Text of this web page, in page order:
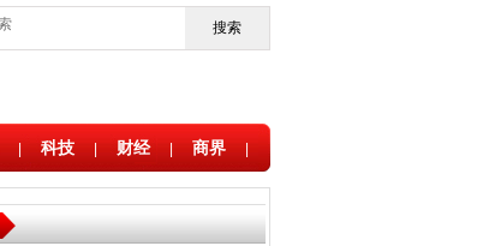
搜索
科技 财经 商界